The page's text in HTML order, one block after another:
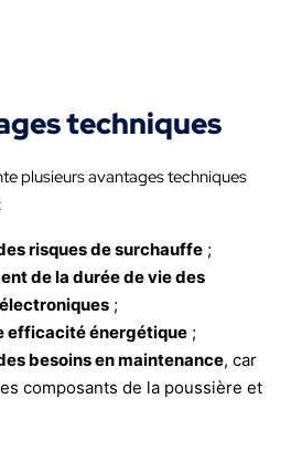
techniques
plusieurs avantages techniques
risques de surchauffe ;
de la durée de vie des
;
efficacité énergétique ;
besoins en maintenance, car
composants de la poussière et